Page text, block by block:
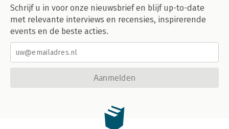
Schrijf u in voor onze nieuwsbrief en blijf up-to-date
met relevante interviews en recensies, inspirerende
events en de beste acties.
Aanmelden